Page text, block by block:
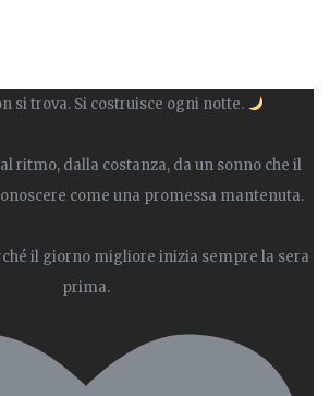
si trova. Si costruisce ogni notte.
ritmo, dalla costanza, da un sonno che il
come una promessa mantenuta.
il giorno migliore inizia sempre la sera
prima.